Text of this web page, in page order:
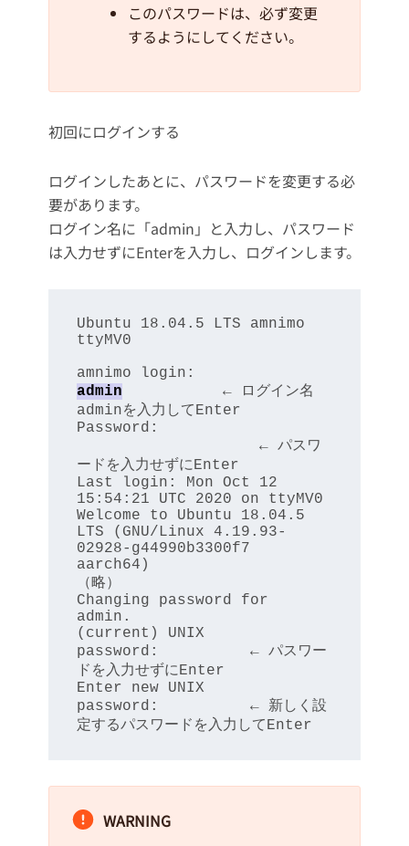
このパスワードは、必ず変更
するようにしてください。
初回にログインする
ログインしたあとに、パスワードを変更する必
要があります。
ログイン名に「admin」と入力し、パスワード
は入力せずにEnterを入力し、ログインします。
Ubuntu 18.04.5 LTS amnimo
ttyMV0
admin ← ログイン名
adminを入力してEnter
Password:
← パスワ
ードを入力せずにEnter
Last login: Mon Oct 12
15:54:21 UTC 2020 on ttyMV0
Welcome to Ubuntu 18.04.5
LTS (GNU/Linux 4.19.93-
02928-g44990b3300f7
aarch64)
（略）
Changing password for
admin.
(current) UNIX
password:          ← パスワー
ドを入力せずにEnter
Enter new UNIX
password:          ← 新しく設
定するパスワードを入力してEnter
WARNING